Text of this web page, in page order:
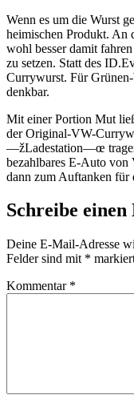
Wenn es um die Wurst
heimischen Produkt. An
wohl besser damit
zu setzen. Statt des
Currywurst. Für
denkbar.
Mit einer Portion Mut
der Original-VW-
—žLadestation—œ
bezahlbares E-Auto von
dann zum Auftanken für
Schreibe
Deine E-Mail-Adresse
Felder sind mit *
Kommentar *